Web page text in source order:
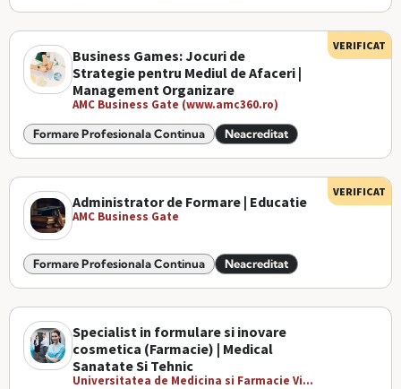
Business Games: Jocuri de
Strategie pentru Mediul de Afaceri |
Management Organizare
AMC Business Gate (www.amc360.ro)
Formare Profesionala Continua Neacreditat
VERIFICAT
Administrator de Formare | Educatie
AMC Business Gate
Formare Profesionala Continua Neacreditat
VERIFICAT
Specialist in formulare si inovare
cosmetica (Farmacie) | Medical
Sanatate Si Tehnic
Universitatea de Medicina si Farmacie Vi...